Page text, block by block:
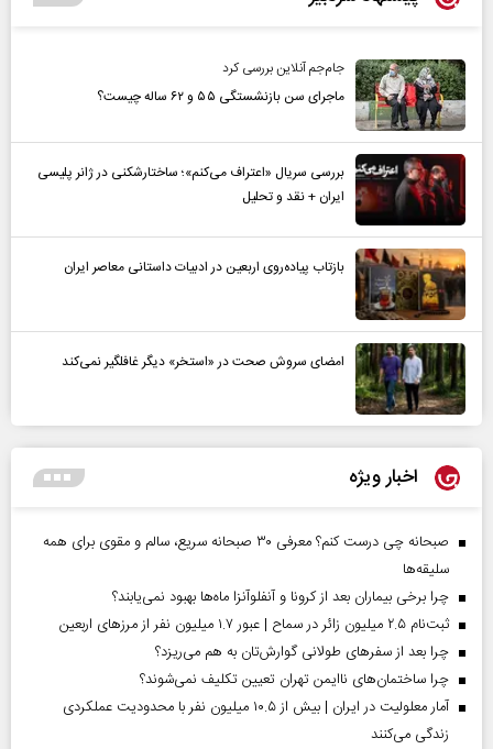
جام‌جم آنلاین بررسی کرد
ماجرای سن بازنشستگی ۵۵ و ۶۲ ساله چیست؟
بررسی سریال «اعتراف می‌کنم»؛ ساختارشکنی در ژانر پلیسی
ایران + نقد و تحلیل
بازتاب پیاده‌روی اربعین در ادبیات داستانی معاصر ایران
امضای سروش صحت در «استخر» دیگر غافلگیر نمی‌کند
اخبار ویژه
صبحانه چی درست کنم؟ معرفی ۳۰ صبحانه سریع، سالم و مقوی برای همه
سلیقه‌ها
چرا برخی بیماران بعد از کرونا و آنفلوآنزا ماه‌ها بهبود نمی‌یابند؟
ثبت‌نام ۲.۵ میلیون زائر در سماح | عبور ۱.۷ میلیون نفر از مرز‌های اربعین
چرا بعد از سفرهای طولانی گوارش‌تان به هم می‌ریزد؟
چرا ساختمان‌های ناایمن تهران تعیین تکلیف نمی‌شوند؟
آمار معلولیت در ایران | بیش از ۱۰.۵ میلیون نفر با محدودیت عملکردی
زندگی می‌کنند